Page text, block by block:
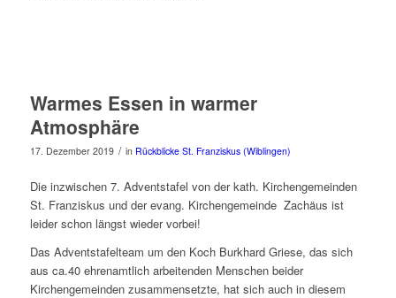
Warmes Essen in warmer
Atmosphäre
17. Dezember 2019 / in Rückblicke St. Franziskus (Wiblingen)
Die inzwischen 7. Adventstafel von der kath. Kirchengemeinden
St. Franziskus und der evang. Kirchengemeinde Zachäus ist
leider schon längst wieder vorbei!
Das Adventstafelteam um den Koch Burkhard Griese, das sich
aus ca.40 ehrenamtlich arbeitenden Menschen beider
Kirchengemeinden zusammensetzte, hat sich auch in diesem